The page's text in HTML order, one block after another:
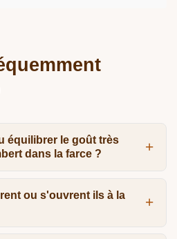
équilibrer le goût très
dans la farce ?
ou s'ouvrent ils à la